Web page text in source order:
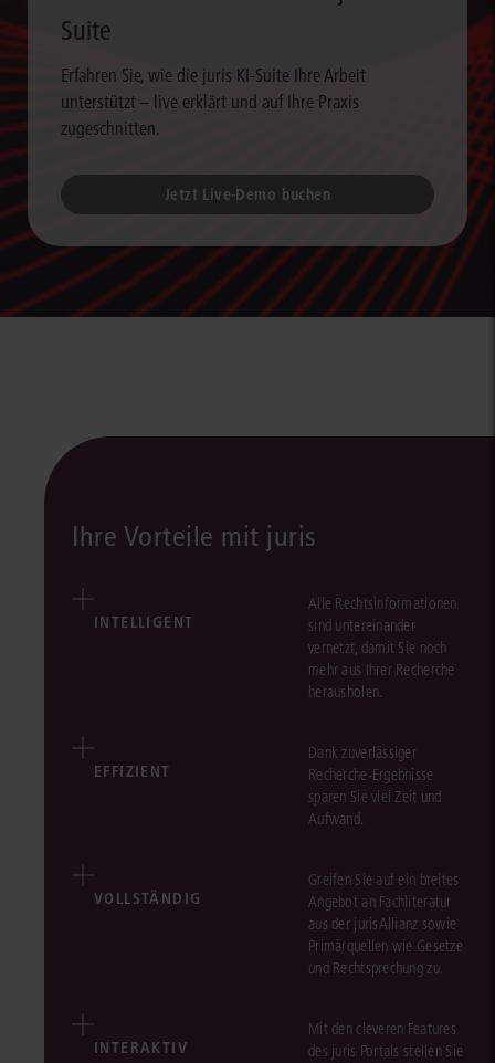
Suite
Erfahren Sie, wie die juris KI-Suite Ihre Arbeit
unterstützt – live erklärt und auf Ihre Praxis
zugeschnitten.
Jetzt Live-Demo buchen
Ihre Vorteile mit juris
INTELLIGENT
Alle Rechtsinformationen
sind untereinander
vernetzt, damit Sie noch
mehr aus Ihrer Recherche
herausholen.
EFFIZIENT
Dank zuverlässiger
Recherche-Ergebnisse
sparen Sie viel Zeit und
Aufwand.
VOLLSTÄNDIG
Greifen Sie auf ein breites
Angebot an Fachliteratur
aus der jurisAllianz sowie
Primärquellen wie Gesetze
und Rechtsprechung zu.
INTERAKTIV
Mit den cleveren Features
des juris Portals stellen Sie